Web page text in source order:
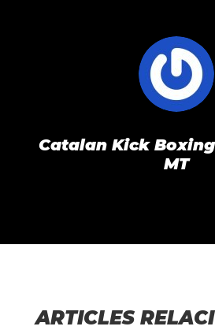
Catalan Kick
MT
ARTICLES